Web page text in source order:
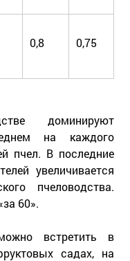
0,8 0,75
доминируют
на каждого
пчел. В последние
увеличивается
пчеловодства.
60».
встретить в
садах, на